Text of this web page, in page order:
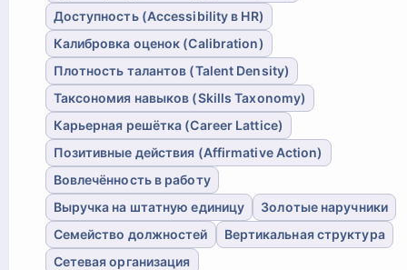
Доступность (Accessibility в HR)
Калибровка оценок (Calibration)
Плотность талантов (Talent Density)
Таксономия навыков (Skills Taxonomy)
Карьерная решётка (Career Lattice)
Позитивные действия (Affirmative Action)
Вовлечённость в работу
Выручка на штатную единицу
Золотые наручники
Семейство должностей
Вертикальная структура
Сетевая организация